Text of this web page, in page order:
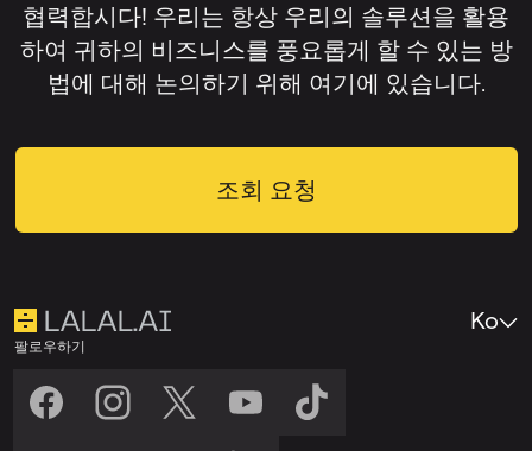
협력합시다! 우리는 항상 우리의 솔루션을 활용
하여 귀하의 비즈니스를 풍요롭게 할 수 있는 방
법에 대해 논의하기 위해 여기에 있습니다.
조회 요청
팔로우하기
Ko